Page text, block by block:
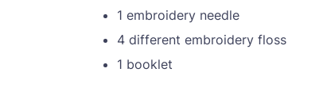
1 embroidery needle
4 different embroidery floss
1 booklet